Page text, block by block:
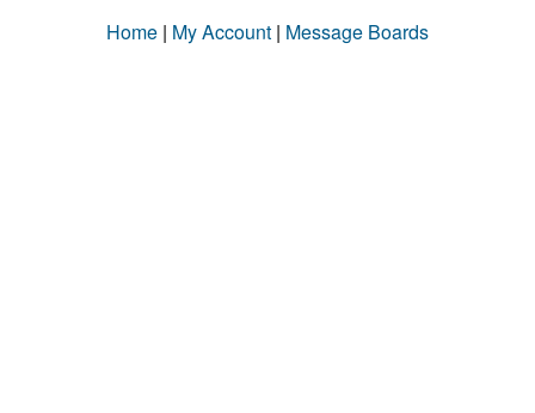
Home | My Account | Message Boards